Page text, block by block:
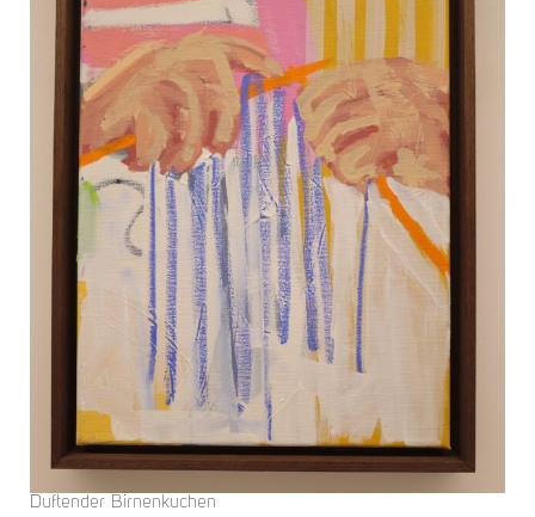
Duftender Birnenkuchen